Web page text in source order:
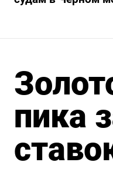
пика